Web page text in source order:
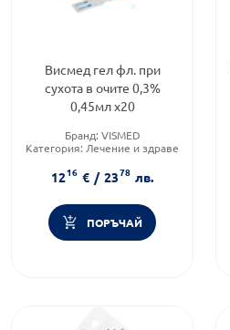
Висмед гел фл. при
сухота в очите 0,3%
0,45мл х20
Бранд: VISMED
Категория: Лечение и здраве
1216 € / 2378 лв.
ПОРЪЧАЙ